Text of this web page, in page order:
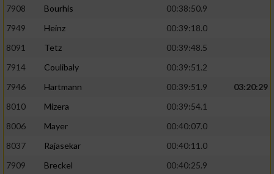
7908
Bourhis
00:38:50.9
7949
Heinz
00:39:18.0
8091
Tetz
00:39:48.5
7914
Coulibaly
00:39:51.2
7946
Hartmann 00:39:51.9
03:20:29
8010
Mizera
00:39:54.1
8006
Mayer
00:40:07.0
8037
Rajasekar
00:40:11.0
7909
Breckel
00:40:25.9